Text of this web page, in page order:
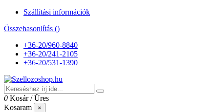
Szállítási információk
Összehasonlítás ()
+36-20/960-8840
+36-20/241-2105
+36-20/531-1390
0 Kosár /Üres
Kosaram
×